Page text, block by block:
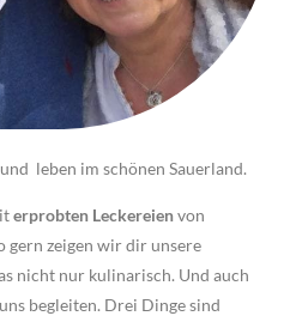
leben im schönen Sauerland.
erprobten Leckereienvon
gern zeigen wir dir unsere
nicht nur kulinarisch. Und auch
begleiten. Drei Dinge sind